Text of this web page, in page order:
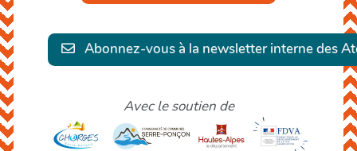
Abonnez-vous à la newsletter interne des
Avec le soutien de